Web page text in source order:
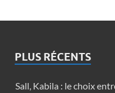
PLUS RÉCENTS
Sall, Kabila : le choix